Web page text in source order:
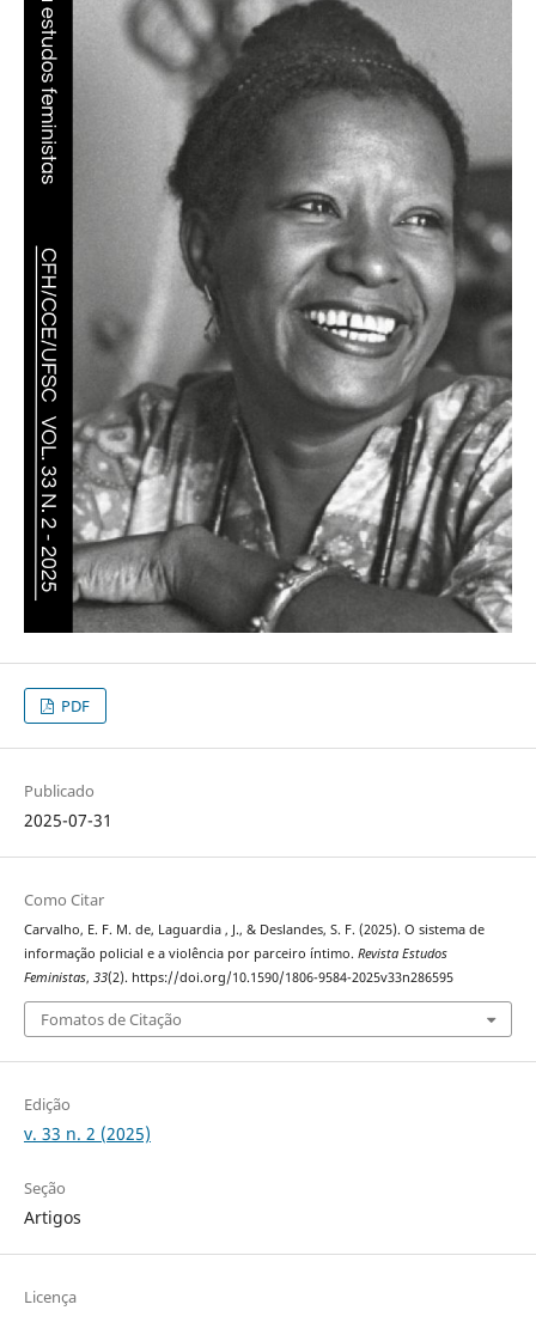
PDF
Publicado
2025-07-31
Como Citar
Carvalho, E. F. M. de, Laguardia , J., & Deslandes, S. F. (2025). O sistema de
informação policial e a violência por parceiro íntimo. Revista Estudos
Feministas, 33(2). https://doi.org/10.1590/1806-9584-2025v33n286595
Fomatos de Citação
Edição
v. 33 n. 2 (2025)
Seção
Artigos
Licença